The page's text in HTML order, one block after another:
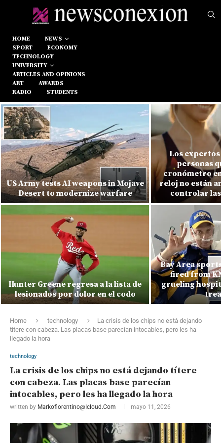
HOME
NEWS
SPORT
ECONOMY
TECHNOLOGY
UNIVERSITY
ARTICLES AND OPINIONS
ART
AWARDS
RADIO
STUDENTS
US Army tests AI weapons in Mojave
Desert to modernize warfare
Hunter Greene regresa a la lista de
lesionados por dolor en el codo
Los
personas
cronómetro
reloj no están
controlar
Bay Area
fired from
grueling
Home technology
La crisis de los chips no está dejando
títere con cabeza. Las placas base parecían intocables, pero les ha
llegado la hora
technology
La crisis de los chips no está dejando títere
con cabeza. Las placas base parecían
intocables, pero les ha llegado la hora
written by Markoflorentino@icloud.com mayo 11, 2026